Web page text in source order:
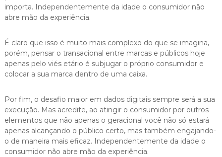
importa. Independentemente da idade o consumidor não
abre mão da experiência.
É claro que isso é muito mais complexo do que se imagina,
porém, pensar o transacional entre marcas e públicos hoje
apenas pelo viés etário é subjugar o próprio consumidor e
colocar a sua marca dentro de uma caixa.
Por fim, o desafio maior em dados digitais sempre será a sua
execução. Mas acredite, ao atingir o consumidor por outros
elementos que não apenas o geracional você não só estará
apenas alcançando o público certo, mas também engajando-
o de maneira mais eficaz. Independentemente da idade o
consumidor não abre mão da experiência.